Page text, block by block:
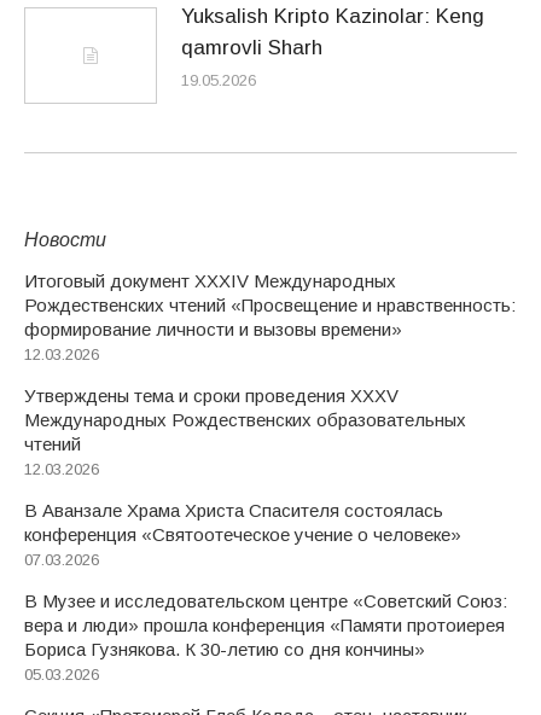
Yuksalish Kripto Kazinolar: Keng
qamrovli Sharh
19.05.2026
Новости
Итоговый документ XXХIV Международных
Рождественских чтений «Просвещение и нравственность:
формирование личности и вызовы времени»
12.03.2026
Утверждены тема и сроки проведения XXXV
Международных Рождественских образовательных
чтений
12.03.2026
В Аванзале Храма Христа Спасителя состоялась
конференция «Святоотеческое учение о человеке»
07.03.2026
В Музее и исследовательском центре «Советский Союз:
вера и люди» прошла конференция «Памяти протоиерея
Бориса Гузнякова. К 30-летию со дня кончины»
05.03.2026